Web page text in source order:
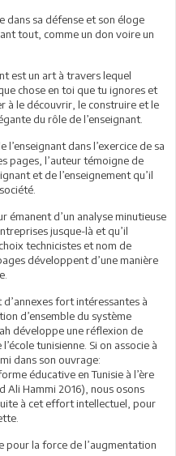
dans sa défense et son éloge
tout, comme un don voire un
est un art à travers lequel
chose en toi que tu ignores et
à le découvrir, le construire et le
du rôle de l’enseignant.
dans l’exercice de sa
pages, l’auteur témoigne de
et de l’enseignement qu’il
émanent d’un analyse minutieuse
jusque-là et qu’il
technicistes et nom de
développent d’une manière
fort intéressantes à
d’ensemble du système
développe une réflexion de
tunisienne. Si on associe à
dans son ouvrage:
éducative en Tunisie à l’ère
Ali Hammi 2016), nous osons
à cet effort intellectuel, pour
pour la force de l’augmentation